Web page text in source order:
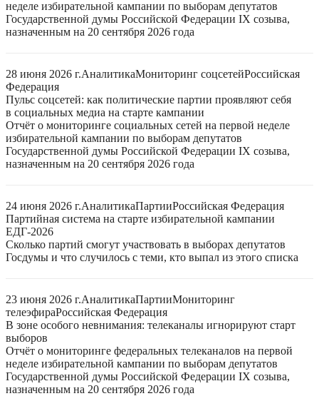
неделе избирательной кампании по выборам депутатов
Государственной думы Российской Федерации IX созыва,
назначенным на 20 сентября 2026 года
28 июня 2026 г.АналитикаМониторинг соцсетейРоссийская
Федерация
Пульс соцсетей: как политические партии проявляют себя
в социальных медиа на старте кампании
Отчёт о мониторинге социальных сетей на первой неделе
избирательной кампании по выборам депутатов
Государственной думы Российской Федерации IX созыва,
назначенным на 20 сентября 2026 года
24 июня 2026 г.АналитикаПартииРоссийская Федерация
Партийная система на старте избирательной кампании
ЕДГ-2026
Сколько партий смогут участвовать в выборах депутатов
Госдумы и что случилось с теми, кто выпал из этого списка
23 июня 2026 г.АналитикаПартииМониторинг
телеэфираРоссийская Федерация
В зоне особого невнимания: телеканалы игнорируют старт
выборов
Отчёт о мониторинге федеральных телеканалов на первой
неделе избирательной кампании по выборам депутатов
Государственной думы Российской Федерации IX созыва,
назначенным на 20 сентября 2026 года